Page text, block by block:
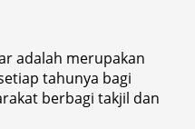
adalah merupakan
tahunya bagi
berbagi takjil dan